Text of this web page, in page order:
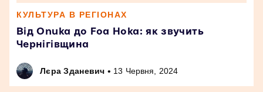
КУЛЬТУРА В РЕГІОНАХ
Від Onuka до Foa Hoka: як звучить
Чернігівщина
Лєра Зданевич • 13 Червня, 2024